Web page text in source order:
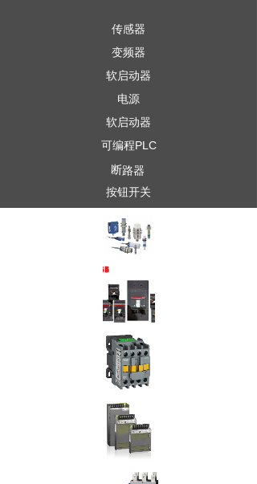
软启动器
可编程PLC
断路器
按钮开关
变频器
软启动器
传感器
电源